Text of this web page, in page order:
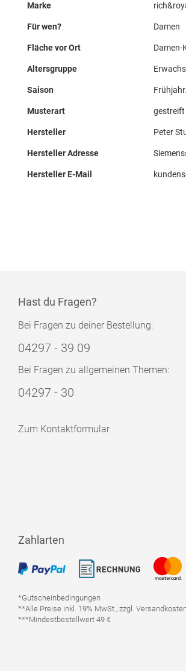
Marke
Für wen? Damen
Fläche vor Ort Damen-
Altersgruppe
Saison
Musterart gestreift
Hersteller Peter
Hersteller Adresse
Hersteller E-Mail
Hast du Fragen?
Bei Fragen zu deiner Bestellung:
04297 - 39 09
Bei Fragen zu allgemeinen Themen:
04297 - 30
Zum Kontaktformular
Zahlarten
*Gutscheinbedingungen
**Alle Preise inkl. 19% MwSt., zzgl.
***Mindestbestellwert 49 €